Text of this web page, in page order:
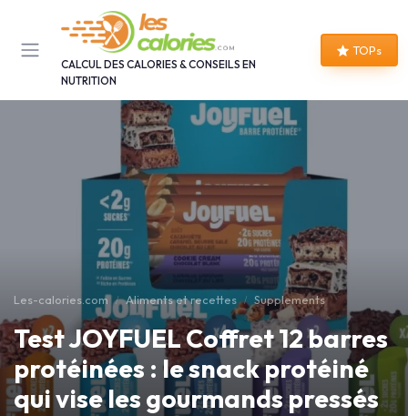
CALCUL DES CALORIES & CONSEILS EN
NUTRITION
TOPs
Les-calories.com Aliments et recettes Supplements
Test JOYFUEL Coffret 12 barres
protéinées : le snack protéiné
qui vise les gourmands pressés
Panneau de gestion des cookies